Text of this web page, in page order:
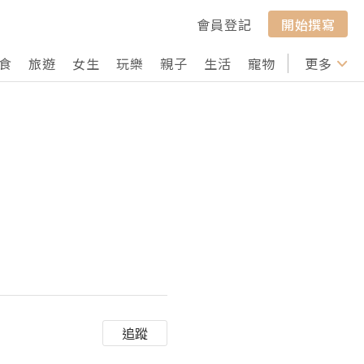
會員登記
開始撰寫
旅遊 女生 玩樂 親子 生活 寵物 行山 打卡
更多
追蹤